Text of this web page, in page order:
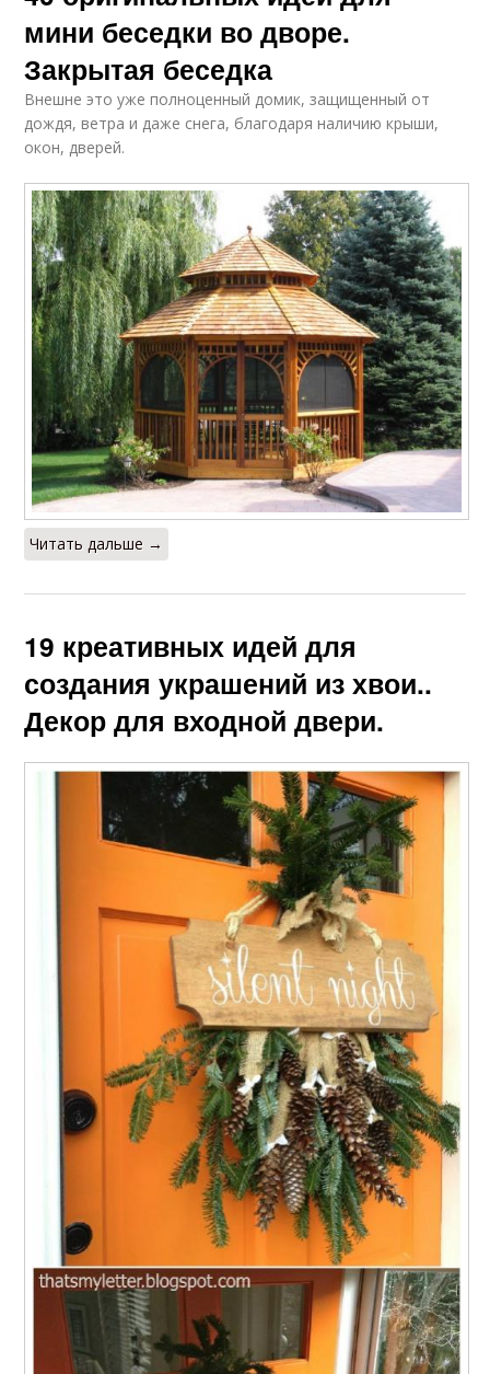
мини беседки во дворе.
Закрытая беседка
Внешне это уже полноценный домик, защищенный от
дождя, ветра и даже снега, благодаря наличию крыши,
окон, дверей.
Читать дальше →
19 креативных идей для
создания украшений из хвои..
Декор для входной двери.